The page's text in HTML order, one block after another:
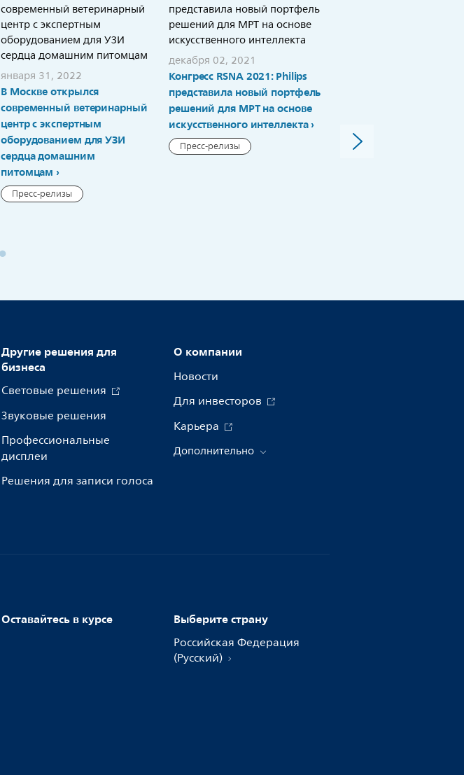
января 31, 2022
В Москве открылся
современный ветеринарный
центр с экспертным
оборудованием для УЗИ
сердца домашним
питомцам
Пресс-релизы
декабря 02, 2021
Конгресс RSNA 2021: Philips
представила новый портфель
решений для МРТ на основе
искусственного интеллекта
Пресс-релизы
ультразвуковых
исследований в
Другие решения для
бизнеса
Световые решения
Звуковые решения
Профессиональные
дисплеи
Решения для записи голоса
О компании
Новости
Для инвесторов
Карьера
Дополнительно
Оставайтесь в курсе Выберите страну
Российская Федерация
(Русский)